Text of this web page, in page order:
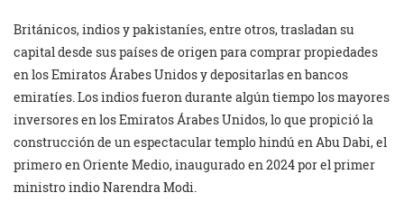
Británicos, indios y pakistaníes, entre otros, trasladan su
capital desde sus países de origen para comprar propiedades
en los Emiratos Árabes Unidos y depositarlas en bancos
emiratíes. Los indios fueron durante algún tiempo los mayores
inversores en los Emiratos Árabes Unidos, lo que propició la
construcción de un espectacular templo hindú en Abu Dabi, el
primero en Oriente Medio, inaugurado en 2024 por el primer
ministro indio Narendra Modi.